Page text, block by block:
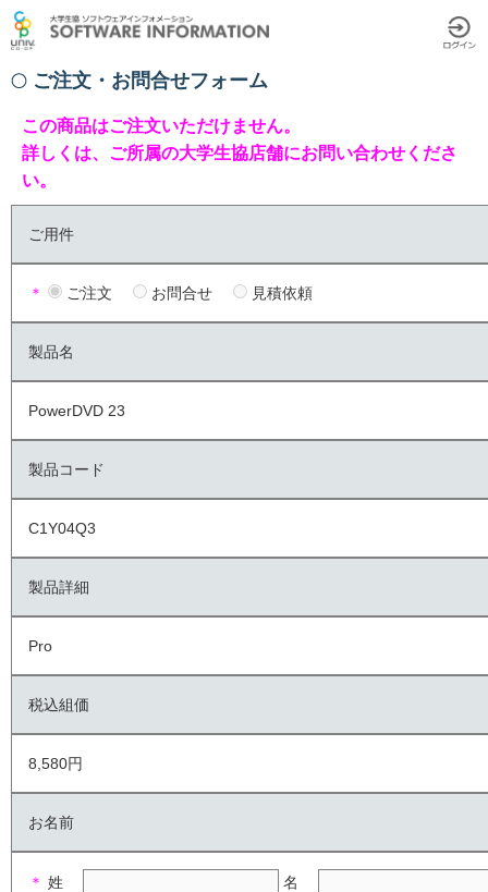
ご注文・お問合せフォーム
この商品はご注文いただけません。
詳しくは、ご所属の大学生協店舗にお問い合わせくださ
い。
ご用件
＊ ご注文 お問合せ 見積依頼
製品名
PowerDVD 23
製品コード
C1Y04Q3
製品詳細
Pro
税込組価
8,580円
お名前
＊ 姓 名